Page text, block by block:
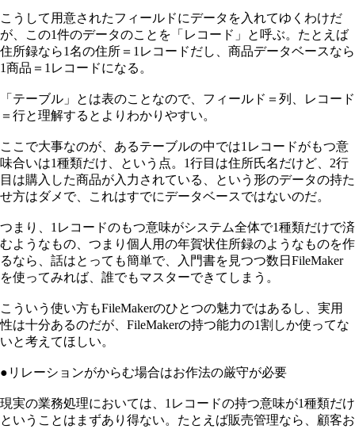
こうして用意されたフィールドにデータを入れてゆくわけだ
が、この1件のデータのことを「レコード」と呼ぶ。たとえば
住所録なら1名の住所＝1レコードだし、商品データベースなら
1商品＝1レコードになる。
「テーブル」とは表のことなので、フィールド＝列、レコード
＝行と理解するとよりわかりやすい。
ここで大事なのが、あるテーブルの中では1レコードがもつ意
味合いは1種類だけ、という点。1行目は住所氏名だけど、2行
目は購入した商品が入力されている、という形のデータの持た
せ方はダメで、これはすでにデータベースではないのだ。
つまり、1レコードのもつ意味がシステム全体で1種類だけで済
むようなもの、つまり個人用の年賀状住所録のようなものを作
るなら、話はとっても簡単で、入門書を見つつ数日FileMaker
を使ってみれば、誰でもマスターできてしまう。
こういう使い方もFileMakerのひとつの魅力ではあるし、実用
性は十分あるのだが、FileMakerの持つ能力の1割しか使ってな
いと考えてほしい。
●リレーションがからむ場合はお作法の厳守が必要
現実の業務処理においては、1レコードの持つ意味が1種類だけ
ということはまずあり得ない。たとえば販売管理なら、顧客お